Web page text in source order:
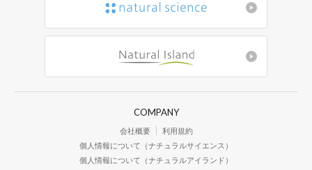
● カラー：ナチュラル
● 日本製：（生地）和歌山
※お洗濯は、取り扱い表示にした
COMPANY
会社概要
利用規約
個人情報について（ナチュラルサイエンス）
個人情報について（ナチュラルアイランド）